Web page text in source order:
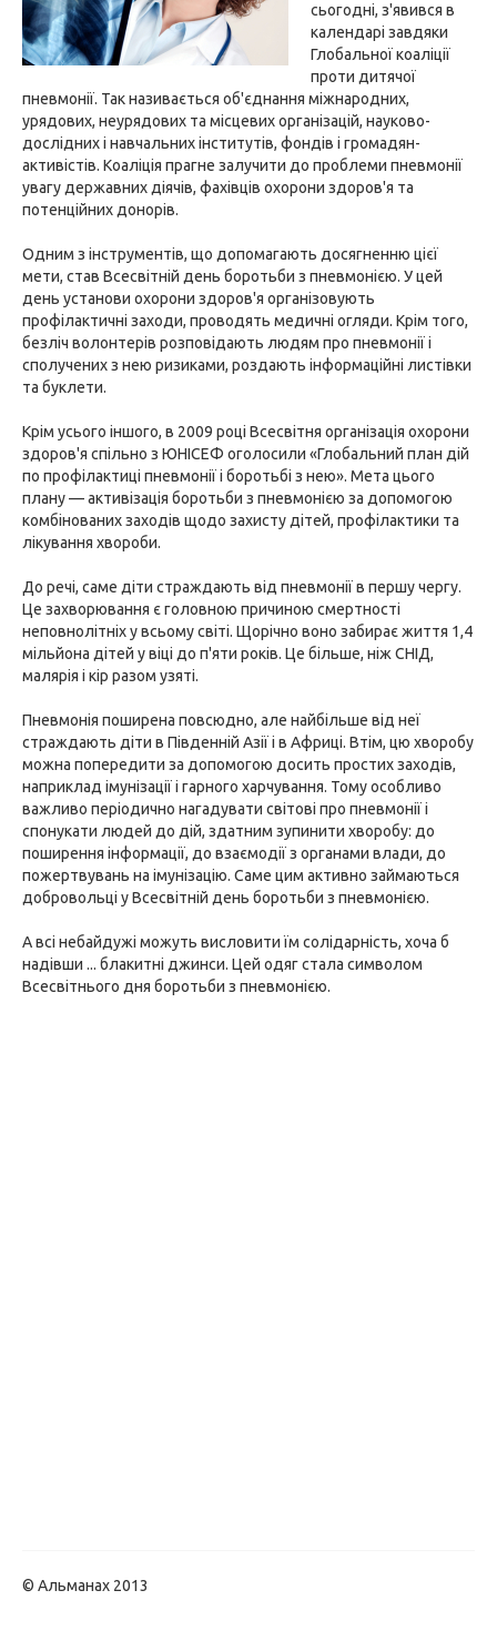
сьогодні, з'явився в
календарі завдяки
Глобальної коаліції
проти дитячої
пневмонії. Так називається об'єднання міжнародних,
урядових, неурядових та місцевих організацій, науково-
дослідних і навчальних інститутів, фондів і громадян-
активістів. Коаліція прагне залучити до проблеми пневмонії
увагу державних діячів, фахівців охорони здоров'я та
потенційних донорів.
Одним з інструментів, що допомагають досягненню цієї
мети, став Всесвітній день боротьби з пневмонією. У цей
день установи охорони здоров'я організовують
профілактичні заходи, проводять медичні огляди. Крім того,
безліч волонтерів розповідають людям про пневмонії і
сполучених з нею ризиками, роздають інформаційні листівки
та буклети.
Крім усього іншого, в 2009 році Всесвітня організація охорони
здоров'я спільно з ЮНІСЕФ оголосили «Глобальний план дій
по профілактиці пневмонії і боротьбі з нею». Мета цього
плану — активізація боротьби з пневмонією за допомогою
комбінованих заходів щодо захисту дітей, профілактики та
лікування хвороби.
До речі, саме діти страждають від пневмонії в першу чергу.
Це захворювання є головною причиною смертності
неповнолітніх у всьому світі. Щорічно воно забирає життя 1,4
мільйона дітей у віці до п'яти років. Це більше, ніж СНІД,
малярія і кір разом узяті.
Пневмонія поширена повсюдно, але найбільше від неї
страждають діти в Південній Азії і в Африці. Втім, цю хворобу
можна попередити за допомогою досить простих заходів,
наприклад імунізації і гарного харчування. Тому особливо
важливо періодично нагадувати світові про пневмонії і
спонукати людей до дій, здатним зупинити хворобу: до
поширення інформації, до взаємодії з органами влади, до
пожертвувань на імунізацію. Саме цим активно займаються
добровольці у Всесвітній день боротьби з пневмонією.
А всі небайдужі можуть висловити їм солідарність, хоча б
надівши ... блакитні джинси. Цей одяг стала символом
Всесвітнього дня боротьби з пневмонією.
© Альманах 2013